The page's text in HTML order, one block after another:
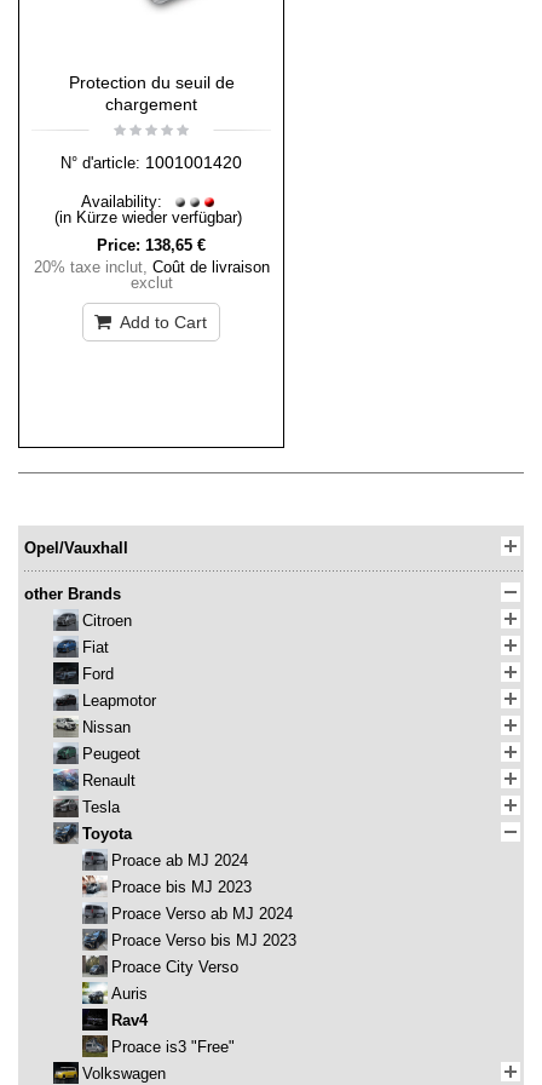
Protection du seuil de
chargement
N° d'article: 1001001420
Availability:
(in Kürze wieder verfügbar)
Price: 138,65 €
20% taxe inclut, Coût de livraison
exclut
Add to Cart
Opel/Vauxhall
other Brands
Citroen
Fiat
Ford
Leapmotor
Nissan
Peugeot
Renault
Tesla
Toyota
Proace ab MJ 2024
Proace bis MJ 2023
Proace Verso ab MJ 2024
Proace Verso bis MJ 2023
Proace City Verso
Auris
Rav4
Proace is3 "Free"
Volkswagen